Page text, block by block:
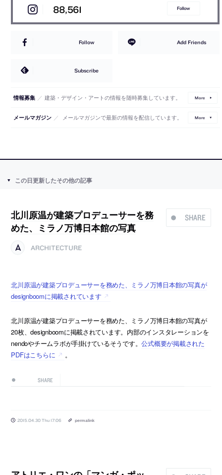
88,561 Follow
Follow Add Friends
Subscribe
情報募集 ／ 建築・デザイン・アートの情報を随時募集しています。 More
メールマガジン ／ メールマガジンで最新の情報を配信しています。 More
この日更新したその他の記事
SHARE
北川原温が建築プロデューサーを務
めた、ミラノ万博日本館の写真
ARCHITECTURE
北川原温が建築プロデューサーを務めた、ミラノ万博日本館の写真が
designboomに掲載されています
北川原温が建築プロデューサーを務めた、ミラノ万博日本館の写真が
20枚、designboomに掲載されています。内部のインスタレーションを
nendoやチームラボが手掛けているそうです。公式概要が掲載された
PDFはこちらに
。
SHARE
2015.04.30 Thu 17:06 permalink